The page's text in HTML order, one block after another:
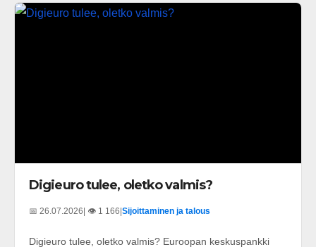
Digieuro tulee, oletko valmis?
📅 26.07.2026 | 👁️ 1 166 Sijoittaminen ja talous
Digieuro tulee, oletko valmis? Euroopan keskuspankki